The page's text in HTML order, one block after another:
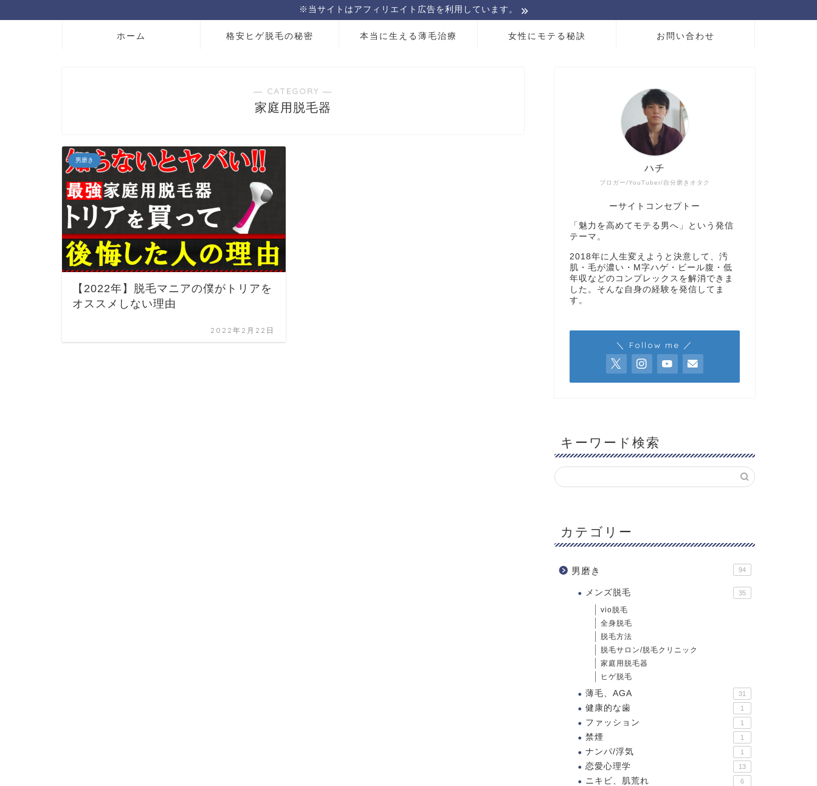
※当サイトはアフィリエイト広告を利用しています。
ホーム 格安ヒゲ脱毛の秘密 本当に生える薄毛治療 女性にモテる秘訣 お問い合わせ
― CATEGORY ―
家庭用脱毛器
男磨き
【2022年】脱毛マニアの僕がトリアを
オススメしない理由
2022年2月22日
ブロガー/YouTuber/自分磨きオタク
ハチ
ーサイトコンセプトー
「魅力を高めてモテる男へ」という発信
テーマ。
2018年に人生変えようと決意して、汚
肌・毛が濃い・M字ハゲ・ビール腹・低
年収などのコンプレックスを解消できま
した。そんな自身の経験を発信してま
す。
＼ Follow me ／
キーワード検索
カテゴリー
男磨き 94
メンズ脱毛 35
vio脱毛
全身脱毛
脱毛方法
脱毛サロン/脱毛クリニック
家庭用脱毛器
ヒゲ脱毛
薄毛、AGA 31
健康的な歯 1
ファッション 1
禁煙 1
ナンパ/浮気 1
恋愛心理学 13
ニキビ、肌荒れ 6